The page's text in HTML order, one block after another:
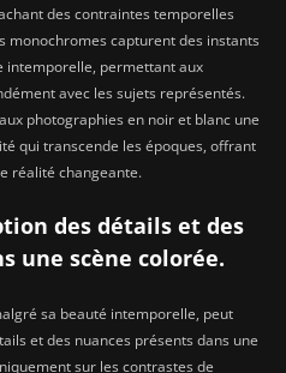
des contraintes temporelles
monochromes capturent des instants
intemporelle, permettant aux
avec les sujets représentés.
photographies en noir et blanc une
qui transcende les époques, offrant
réalité changeante.
des détails et des
une scène colorée.
sa beauté intemporelle, peut
et des nuances présents dans une
sur les contrastes de